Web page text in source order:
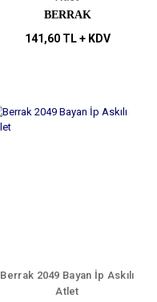
BERRAK
141,60 TL + KDV
Berrak 2049 Bayan İp Askılı
Atlet